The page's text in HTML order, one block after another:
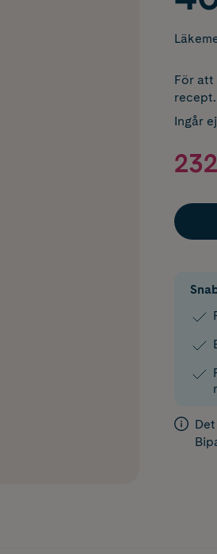
För att
recept.
Ingår